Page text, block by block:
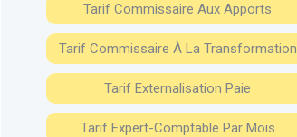
Tarif Commissaire Aux Apports
Tarif Commissaire À La Transformation
Tarif Externalisation Paie
Tarif Expert-Comptable Par Mois